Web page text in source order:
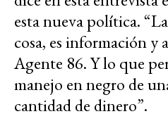
esta nueva política.
cosa, es información y
Agente 86. Y lo que
manejo en negro de
cantidad de dinero”.